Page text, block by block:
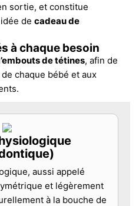
sortie, et constitue
de cadeau de
à chaque besoin
de tétines, afin de
chaque bébé et aux
aussi appelé
et légèrement
à la bouche de